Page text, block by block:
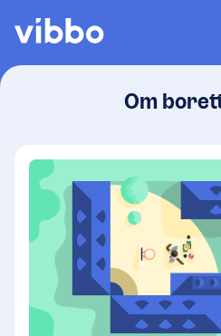
Om